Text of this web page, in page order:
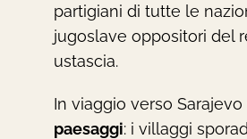
partigiani di tutte le
jugoslave oppositori del
ustascia.
In viaggio verso
paesaggi: i villaggi